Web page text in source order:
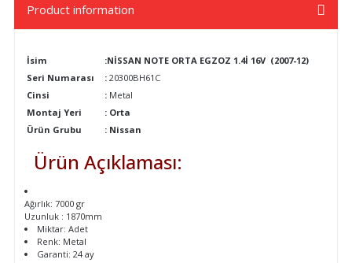
Product information
İsim
:NİSSAN NOTE ORTA EGZOZ 1.4İ 16V (2007-12)
Seri Numarası
: 20300BH61C
Cinsi
: Metal
Montaj Yeri
: Orta
Ürün Grubu
: Nissan
Ürün Açıklaması:
Ağırlık: 7000 gr
Uzunluk : 1870mm
Miktar: Adet
Renk: Metal
Garanti: 24 ay